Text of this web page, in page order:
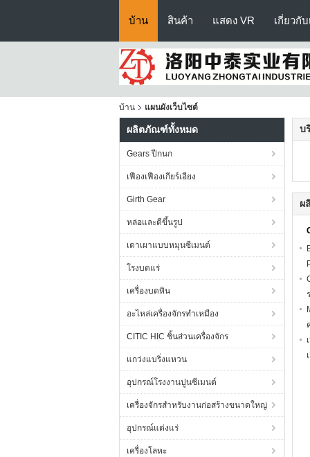
บ้าน สินค้า แสดง VR เกี่ยวกับ
บ้าน แผนผังเว็บไซต์
ผลิตภัณฑ์ทั้งหมด
Gears ปีกนก
เฟืองเฟืองเกียร์เอียง
Girth Gear
หล่อและตีขึ้นรูป
เตาเผาแบบหมุนซีเมนต์
โรงบดแร่
เครื่องบดหิน
อะไหล่เครื่องจักรทำเหมือง
CITIC HIC ชิ้นส่วนเครื่องจักร
แกว่งแบริ่งแหวน
อุปกรณ์โรงงานปูนซีเมนต์
เครื่องจักรสำหรับงานก่อสร้างขนาดใหญ่
อุปกรณ์แต่งแร่
เครื่องโลหะ
บ
ผ